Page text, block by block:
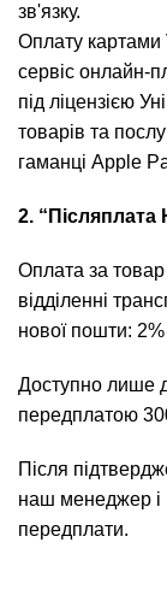
зв'язку.
Оплату картами
сервіс онлайн-
під ліцензією
товарів та
гаманці Apple
2.
Оплата за товар
відділенні
нової пошти: 2%
Доступно лише
передплатою
Після
наш менеджер і
передплати.